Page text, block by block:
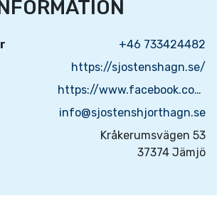
+46 733424482
https://sjostenshagn.se/
https://www.facebook.com/sjostenshjorthagn
info@sjostenshjorthagn.se
Kråkerumsvägen 53
37374 Jämjö